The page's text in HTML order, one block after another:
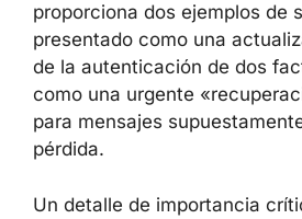
proporciona dos ejemplos de
presentado como una
de la autenticación de dos
como una urgente
para mensajes
pérdida.
Un detalle de importancia